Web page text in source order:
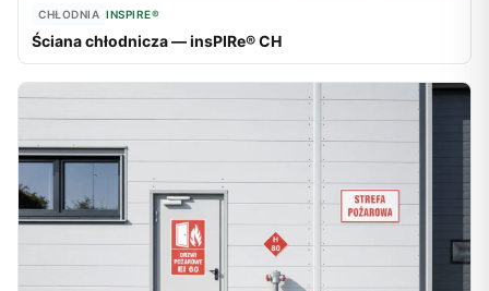
CHŁODNIA INSPIRE®
Ściana chłodnicza — insPIRe® CH